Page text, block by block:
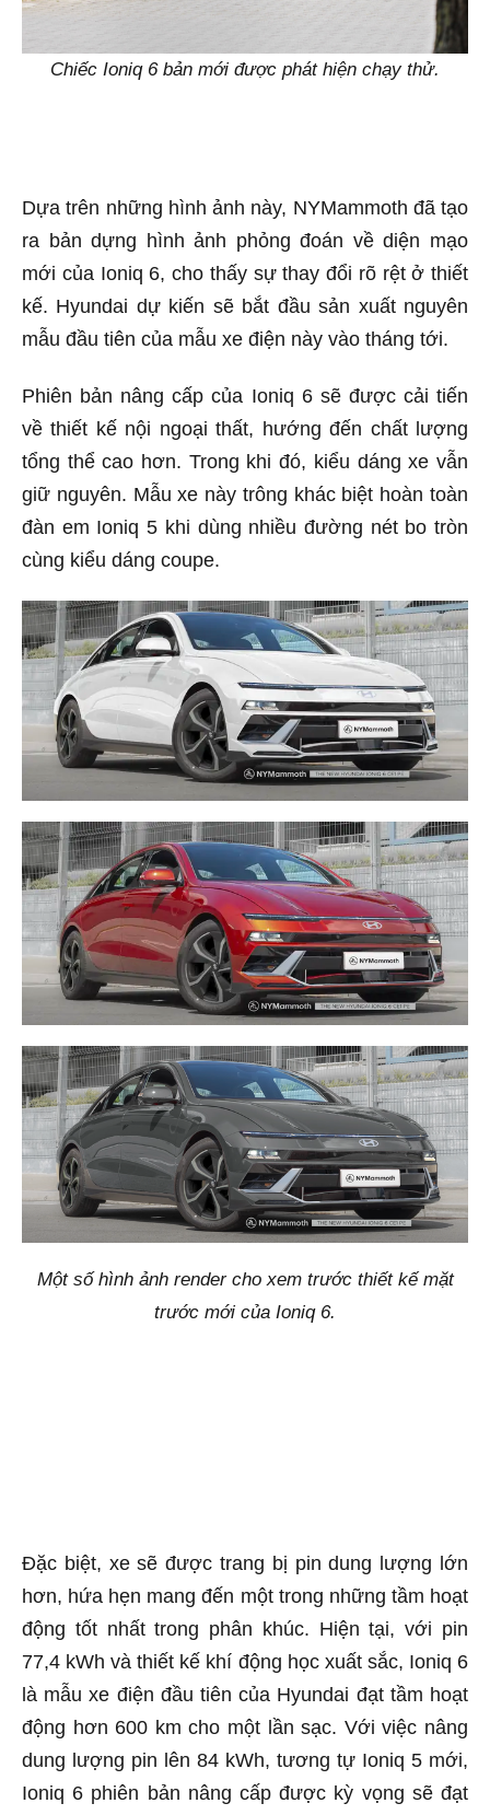
Chiếc Ioniq 6 bản mới được phát hiện chạy thử.
Dựa trên những hình ảnh này, NYMammoth đã tạo
ra bản dựng hình ảnh phỏng đoán về diện mạo
mới của Ioniq 6, cho thấy sự thay đổi rõ rệt ở thiết
kế. Hyundai dự kiến sẽ bắt đầu sản xuất nguyên
mẫu đầu tiên của mẫu xe điện này vào tháng tới.
Phiên bản nâng cấp của Ioniq 6 sẽ được cải tiến
về thiết kế nội ngoại thất, hướng đến chất lượng
tổng thể cao hơn. Trong khi đó, kiểu dáng xe vẫn
giữ nguyên. Mẫu xe này trông khác biệt hoàn toàn
đàn em Ioniq 5 khi dùng nhiều đường nét bo tròn
cùng kiểu dáng coupe.
Một số hình ảnh render cho xem trước thiết kế mặt
trước mới của Ioniq 6.
Đặc biệt, xe sẽ được trang bị pin dung lượng lớn
hơn, hứa hẹn mang đến một trong những tầm hoạt
động tốt nhất trong phân khúc. Hiện tại, với pin
77,4 kWh và thiết kế khí động học xuất sắc, Ioniq 6
là mẫu xe điện đầu tiên của Hyundai đạt tầm hoạt
động hơn 600 km cho một lần sạc. Với việc nâng
dung lượng pin lên 84 kWh, tương tự Ioniq 5 mới,
Ioniq 6 phiên bản nâng cấp được kỳ vọng sẽ đạt